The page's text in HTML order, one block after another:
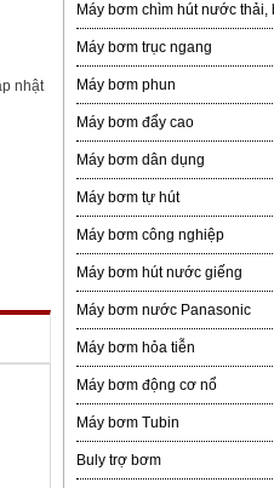
nhật
Máy bơm chìm hút nước thải,
Máy bơm trục ngang
Máy bơm phun
Máy bơm đẩy cao
Máy bơm dân dụng
Máy bơm tự hút
Máy bơm công nghiệp
Máy bơm hút nước giếng
Máy bơm nước Panasonic
Máy bơm hỏa tiễn
Máy bơm động cơ nổ
Máy bơm Tubin
Buly trợ bơm